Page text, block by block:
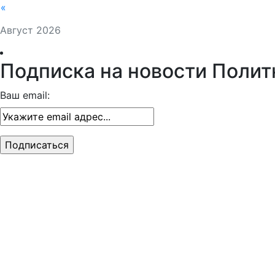
Август 2026
«
Подписка на новости
Ваш email: